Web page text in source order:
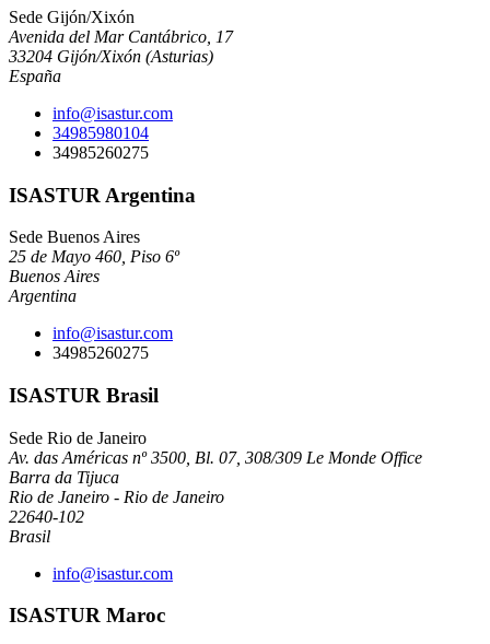
Sede Gijón/Xixón
Avenida del Mar Cantábrico, 17
33204 Gijón/Xixón (Asturias)
España
info@isastur.com
34985980104
34985260275
ISASTUR Argentina
Sede Buenos Aires
25 de Mayo 460, Piso 6º
Buenos Aires
Argentina
info@isastur.com
34985260275
ISASTUR Brasil
Sede Rio de Janeiro
Av. das Américas nº 3500, Bl. 07, 308/309 Le Monde Office
Barra da Tijuca
Rio de Janeiro - Rio de Janeiro
22640-102
Brasil
info@isastur.com
ISASTUR Maroc